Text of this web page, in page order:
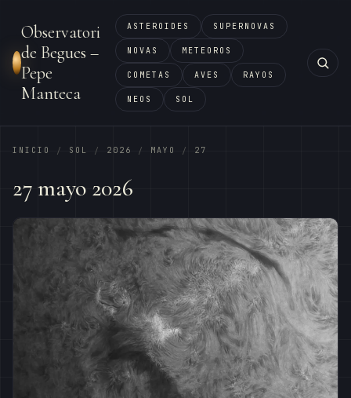
Observatori
de Begues –
Pepe
Manteca
ASTEROIDES SUPERNOVAS
NOVAS METEOROS
COMETAS AVES RAYOS
NEOS SOL
INICIO / SOL / 2026 / MAYO / 27
27 mayo 2026